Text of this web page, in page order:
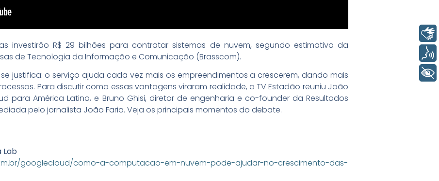
investirão R$ 29 bilhões para contratar sistemas de nuvem, segundo estimativa da
de Tecnologia da Informação e Comunicação (Brasscom).
justifica: o serviço ajuda cada vez mais os empreendimentos a crescerem, dando mais
Para discutir como essas vantagens viraram realidade, a TV Estadão reuniu João
para América Latina, e Bruno Ghisi, diretor de engenharia e co-founder da Resultados
pelo jornalista João Faria. Veja os principais momentos do debate.
Lab
googlecloud/como-a-computacao-em-nuvem-pode-ajudar-no-crescimento-das-
+ Acessibilidade